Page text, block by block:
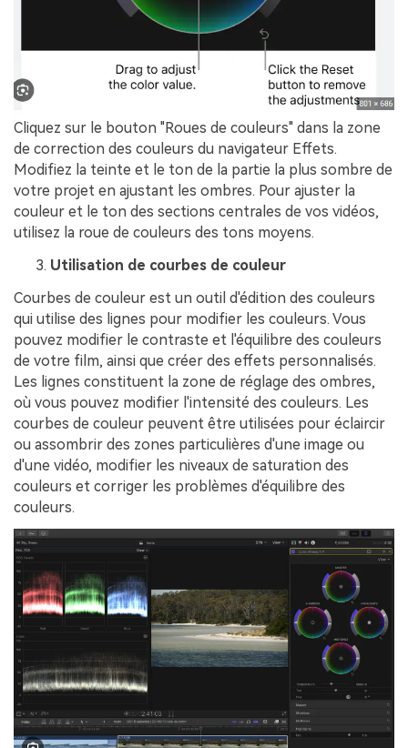
Cliquez sur le bouton "Roues de couleurs" dans la zone
de correction des couleurs du navigateur Effets.󠀲󠀡󠀤󠀥󠀡󠀢󠀤󠀣󠀦󠀳󠀰
Modifiez la teinte et le ton de la partie la plus sombre de
votre projet en ajustant les ombres.󠀲󠀡󠀤󠀥󠀡󠀢󠀤󠀣󠀧󠀳󠀰 Pour ajuster la
couleur et le ton des sections centrales de vos vidéos,
utilisez la roue de couleurs des tons moyens.󠀲󠀡󠀤󠀥󠀡󠀢󠀤󠀣󠀨󠀳
Utilisation de courbes de couleur
Courbes de couleur est un outil d'édition des couleurs
qui utilise des lignes pour modifier les couleurs.󠀲󠀡󠀤󠀥󠀡󠀢󠀤󠀤󠀠󠀳󠀰 Vous
pouvez modifier le contraste et l'équilibre des couleurs
de votre film, ainsi que créer des effets personnalisés.󠀲󠀡󠀤󠀥󠀡󠀢󠀤󠀤󠀡󠀳󠀰
Les lignes constituent la zone de réglage des ombres,
où vous pouvez modifier l'intensité des couleurs.󠀲󠀡󠀤󠀥󠀡󠀢󠀤󠀤󠀢󠀳󠀰 Les
courbes de couleur peuvent être utilisées pour éclaircir
ou assombrir des zones particulières d'une image ou
d'une vidéo, modifier les niveaux de saturation des
couleurs et corriger les problèmes d'équilibre des
couleurs.